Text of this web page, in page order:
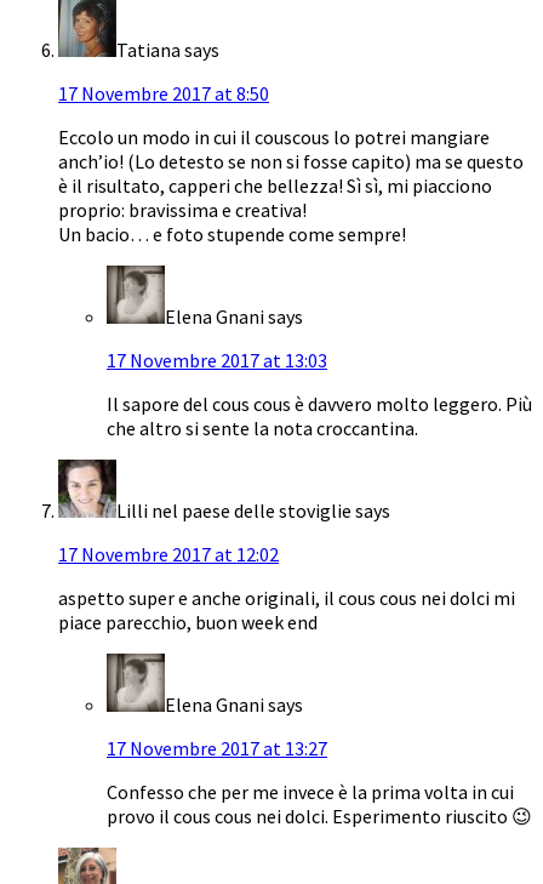
Tatiana says
17 Novembre 2017 at 8:50
Eccolo un modo in cui il couscous lo potrei mangiare
anch’io! (Lo detesto se non si fosse capito) ma se questo
è il risultato, capperi che bellezza! Sì sì, mi piacciono
proprio: bravissima e creativa!
Un bacio… e foto stupende come sempre!
Elena Gnanisays
17 Novembre 2017 at 13:03
Il sapore del cous cous è davvero molto leggero. Più
che altro si sente la nota croccantina.
Lilli nel paese delle stoviglie says
17 Novembre 2017 at 12:02
aspetto super e anche originali, il cous cous nei dolci mi
piace parecchio, buon week end
Elena Gnanisays
17 Novembre 2017 at 13:27
Confesso che per me invece è la prima volta in cui
provo il cous cous nei dolci. Esperimento riuscito 😉